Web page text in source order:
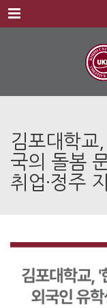
Menu
김포대학교
국의 돌봄
취업·정주